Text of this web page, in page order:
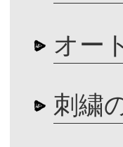
オー
刺繍